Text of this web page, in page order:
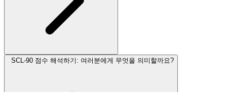
SCL-90 점수 해석하기: 여러분에게 무엇을 의미할까요?